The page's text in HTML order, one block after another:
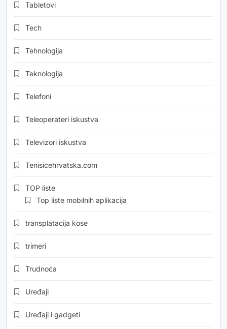
Tabletovi
Tech
Tehnologija
Teknologija
Telefoni
Teleoperateri iskustva
Televizori iskustva
Tenisicehrvatska.com
TOP liste
Top liste mobilnih aplikacija
transplatacija kose
trimeri
Trudnoća
Uređaji
Uređaji i gadgeti